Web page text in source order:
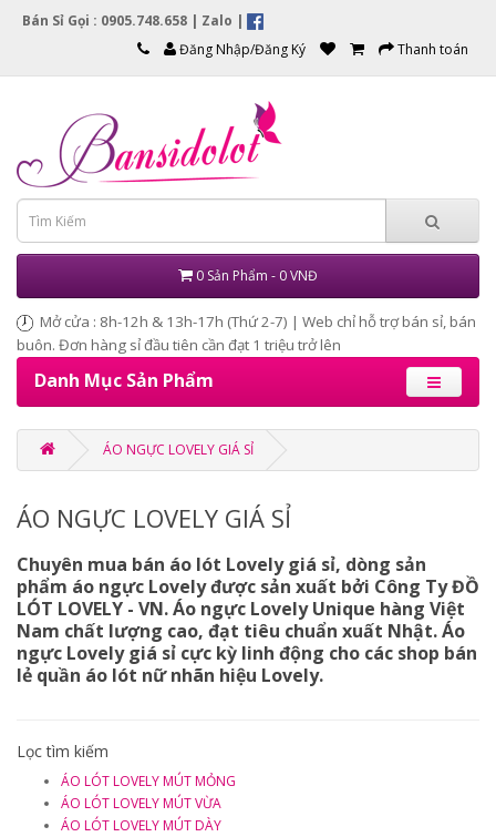
Bán Sỉ Gọi : 0905.748.658 | Zalo |
Đăng Nhập/Đăng Ký
Thanh toán
0 Sản Phẩm - 0 VNĐ
Mở cửa : 8h-12h & 13h-17h (Thứ 2-7) | Web chỉ hỗ trợ bán sỉ, bán
buôn. Đơn hàng sỉ đầu tiên cần đạt 1 triệu trở lên
Danh Mục Sản Phẩm
ÁO NGỰC LOVELY GIÁ SỈ
ÁO NGỰC LOVELY GIÁ SỈ
Chuyên mua bán áo lót Lovely giá sỉ, dòng sản
phẩm áo ngực Lovely được sản xuất bởi Công Ty ĐỒ
LÓT LOVELY - VN. Áo ngực Lovely Unique hàng Việt
Nam chất lượng cao, đạt tiêu chuẩn xuất Nhật. Áo
ngực Lovely giá sỉ cực kỳ linh động cho các shop bán
lẻ quần áo lót nữ nhãn hiệu Lovely.
Lọc tìm kiếm
ÁO LÓT LOVELY MÚT MỎNG
ÁO LÓT LOVELY MÚT VỪA
ÁO LÓT LOVELY MÚT DÀY